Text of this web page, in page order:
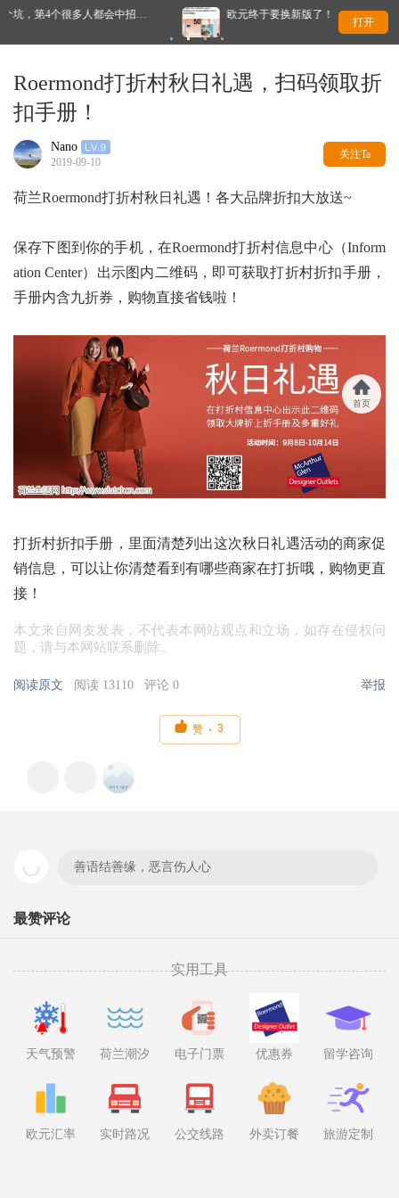
欧元终于要换新版了！10套新设计公布，你最喜欢哪一款？
打开
Roermond打折村秋日礼遇，扫码领取折
扣手册！
Nano
2019-09-10
关注Ta
荷兰Roermond打折村秋日礼遇！各大品牌折扣大放送~
保存下图到你的手机，在Roermond打折村信息中心（Inform
ation Center）出示图内二维码，即可获取打折村折扣手册，
手册内含九折券，购物直接省钱啦！
打折村折扣手册，里面清楚列出这次秋日礼遇活动的商家促
销信息，可以让你清楚看到有哪些商家在打折哦，购物更直
接！
本文来自网友发表，不代表本网站观点和立场，如存在侵权问
题，请与本网站联系删除。
阅读原文 阅读 13110 评论 0 举报
 赞 3
善语结善缘，恶言伤人心
最赞评论
首页
实用工具
天气预警 荷兰潮汐 电子门票 优惠券 留学咨询
欧元汇率 实时路况 公交线路 外卖订餐 旅游定制